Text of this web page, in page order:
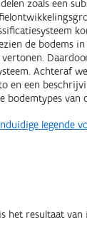
zoals een
de bodems
Achteraf
en een
bodemtypes van
legende
het resultaat